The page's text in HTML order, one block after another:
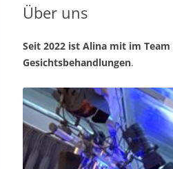
Über uns
Seit 2022 ist Alina mit im Team
Gesichtsbehandlungen.